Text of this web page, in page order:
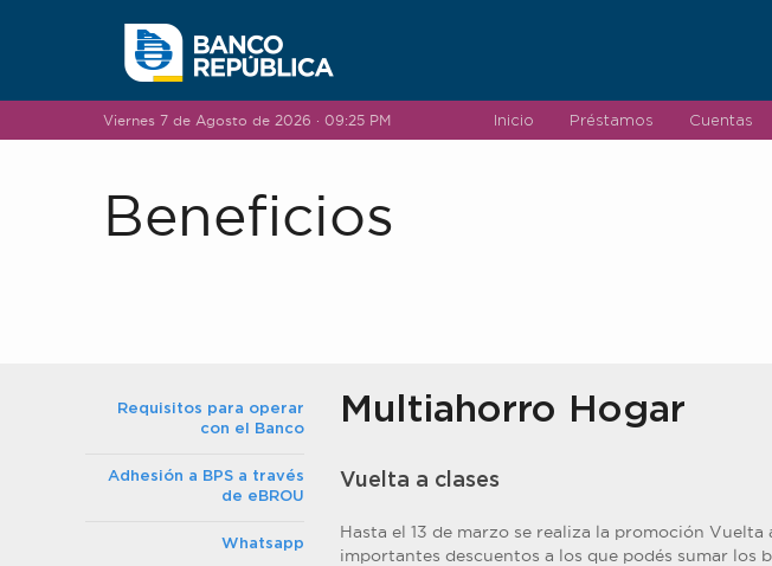
Viernes 7 de Agosto de 2026 · 09:25 PM Inicio Préstamos Cuentas
Beneficios
Requisitos para operar
con el Banco
Adhesión a BPS a través
de eBROU
Whatsapp
Multiahorro Hogar
Vuelta a clases
Hasta el 13 de marzo se realiza la promoción
importantes descuentos a los que podés sumar los